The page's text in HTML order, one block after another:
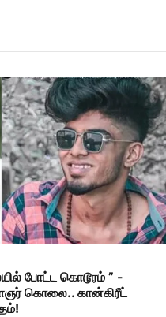
போட்ட கொடூரம் ” -
கொலை.. கான்கிரீட்